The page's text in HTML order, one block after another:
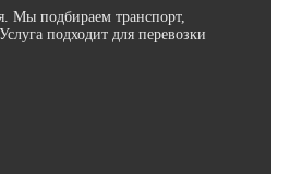
Мы подбираем транспорт,
подходит для перевозки